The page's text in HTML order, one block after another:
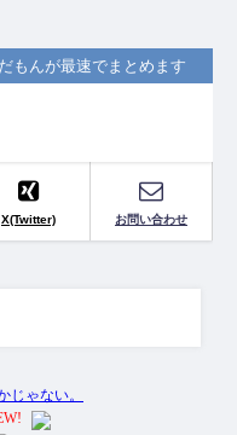
もんが最速でまとめます
X(Twitter) お問い合わせ